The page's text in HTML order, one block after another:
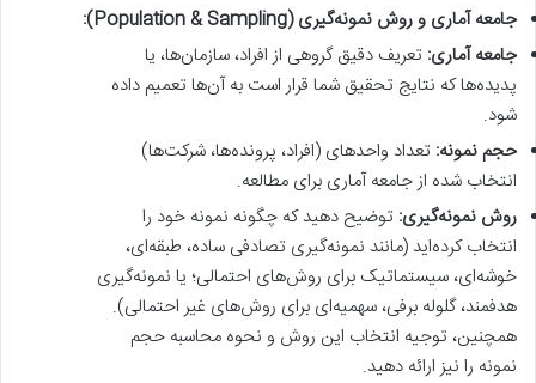
جامعه آماری و روش نمونه‌گیری (Population & Sampling):
جامعه آماری: تعریف دقیق گروهی از افراد، سازمان‌ها، یا
پدیده‌ها که نتایج تحقیق شما قرار است به آن‌ها تعمیم داده
شود.
حجم نمونه: تعداد واحدهای (افراد، پرونده‌ها، شرکت‌ها)
انتخاب شده از جامعه آماری برای مطالعه.
روش نمونه‌گیری: توضیح دهید که چگونه نمونه خود را
انتخاب کرده‌اید (مانند نمونه‌گیری تصادفی ساده، طبقه‌ای،
خوشه‌ای، سیستماتیک برای روش‌های احتمالی؛ یا نمونه‌گیری
هدفمند، گلوله برفی، سهمیه‌ای برای روش‌های غیر احتمالی).
همچنین، توجیه انتخاب این روش و نحوه محاسبه حجم
نمونه را نیز ارائه دهید.